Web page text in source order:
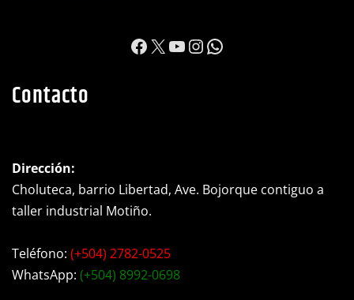
https://
X YouTube
Instagram
WhatsApp
Contacto
Dirección:
Choluteca, barrio Libertad, Ave. Bojorque contiguo a
taller industrial Motiño.
Teléfono: (+504) 2782-0525
WhatsApp: (+504) 8992-0698